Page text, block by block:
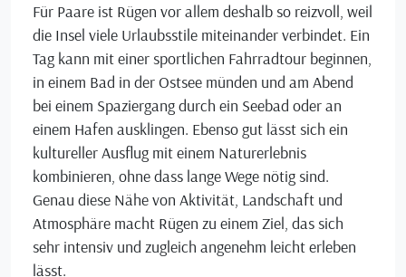
Für Paare ist Rügen vor allem deshalb so reizvoll, weil
die Insel viele Urlaubsstile miteinander verbindet. Ein
Tag kann mit einer sportlichen Fahrradtour beginnen,
in einem Bad in der Ostsee münden und am Abend
bei einem Spaziergang durch ein Seebad oder an
einem Hafen ausklingen. Ebenso gut lässt sich ein
kultureller Ausflug mit einem Naturerlebnis
kombinieren, ohne dass lange Wege nötig sind.
Genau diese Nähe von Aktivität, Landschaft und
Atmosphäre macht Rügen zu einem Ziel, das sich
sehr intensiv und zugleich angenehm leicht erleben
lässt.